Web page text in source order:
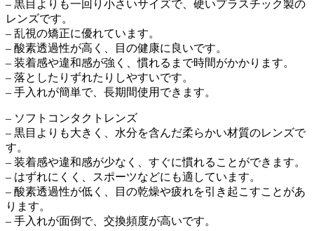
– 黒目よりも一回り小さいサイズで、硬いプラスチック製の
レンズです。
– 乱視の矯正に優れています。
– 酸素透過性が高く、目の健康に良いです。
– 装着感や違和感が強く、慣れるまで時間がかかります。
– 落としたりずれたりしやすいです。
– 手入れが簡単で、長期間使用できます。
– ソフトコンタクトレンズ
– 黒目よりも大きく、水分を含んだ柔らかい材質のレンズで
す。
– 装着感や違和感が少なく、すぐに慣れることができます。
– はずれにくく、スポーツなどにも適しています。
– 酸素透過性が低く、目の乾燥や疲れを引き起こすことがあ
ります。
– 手入れが面倒で、交換頻度が高いです。